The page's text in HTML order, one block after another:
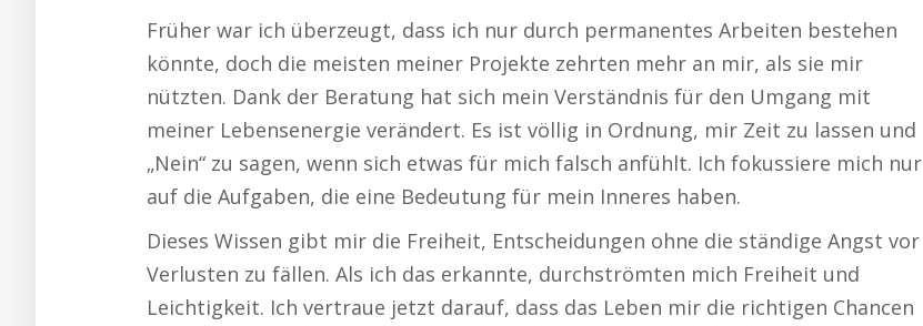
Früher war ich überzeugt, dass ich nur durch permanentes Arbeiten bestehen
könnte, doch die meisten meiner Projekte zehrten mehr an mir, als sie mir
nützten. Dank der Beratung hat sich mein Verständnis für den Umgang mit
meiner Lebensenergie verändert. Es ist völlig in Ordnung, mir Zeit zu lassen und
„Nein“ zu sagen, wenn sich etwas für mich falsch anfühlt. Ich fokussiere mich nur
auf die Aufgaben, die eine Bedeutung für mein Inneres haben.
Dieses Wissen gibt mir die Freiheit, Entscheidungen ohne die ständige Angst vor
Verlusten zu fällen. Als ich das erkannte, durchströmten mich Freiheit und
Leichtigkeit. Ich vertraue jetzt darauf, dass das Leben mir die richtigen Chancen